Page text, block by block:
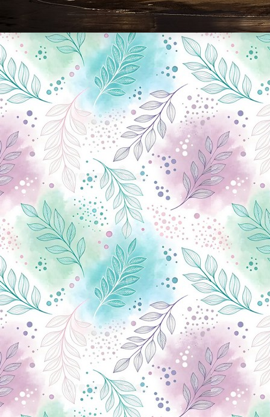
Новини Чернігова, Чернігівські новини, Чернігівський формат, новини Чернігова, події в Чернігові: політика, економіка, аналітика, культура, відеоновини, екологія, спортивний Чернігів, туризм, Чернігів